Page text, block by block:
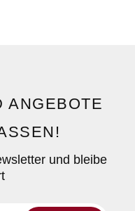
ANGEBOTE
und bleibe